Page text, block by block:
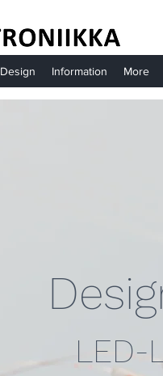
Design Information More
LED-